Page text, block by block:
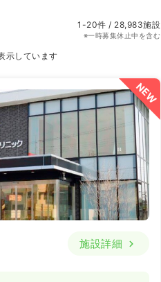
1-20件 / 28,983施設
※一時募集休止中を含む
示しています
NEW
施設詳細